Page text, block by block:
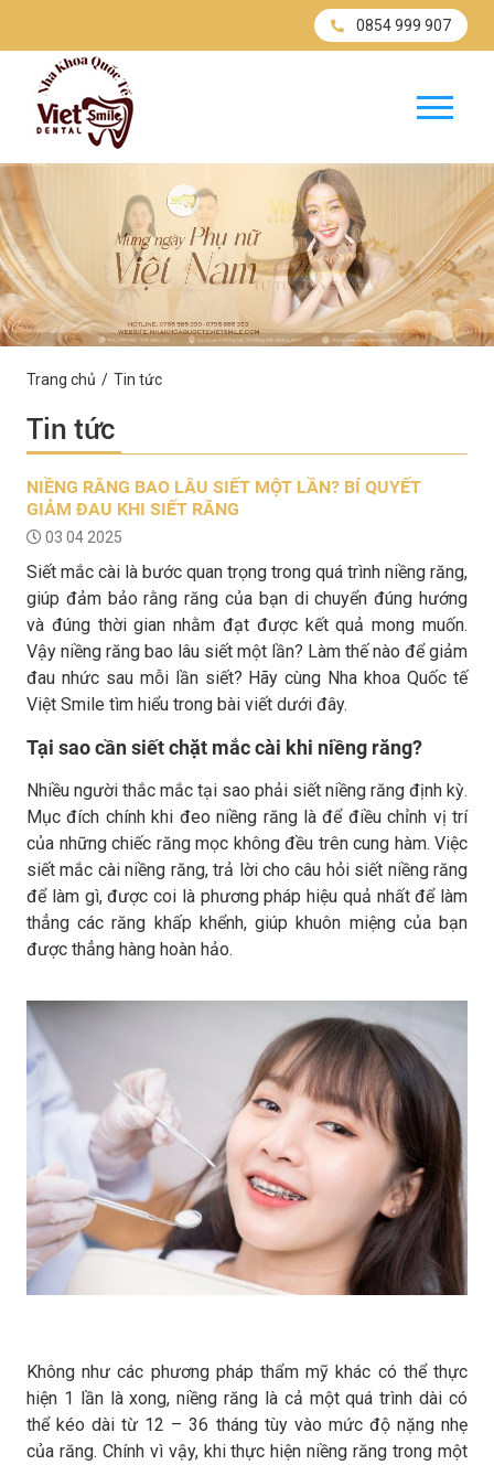
0854 999 907
Trang chủ Tin tức
Tin tức
NIỀNG RĂNG BAO LÂU SIẾT MỘT LẦN? BÍ QUYẾT
GIẢM ĐAU KHI SIẾT RĂNG
03 04 2025
Siết mắc cài là bước quan trọng trong quá trình niềng răng,
giúp đảm bảo rằng răng của bạn di chuyển đúng hướng
và đúng thời gian nhằm đạt được kết quả mong muốn.
Vậy niềng răng bao lâu siết một lần? Làm thế nào để giảm
đau nhức sau mỗi lần siết? Hãy cùng Nha khoa Quốc tế
Việt Smile tìm hiểu trong bài viết dưới đây.
Tại sao cần siết chặt mắc cài khi niềng răng?
Nhiều người thắc mắc tại sao phải siết niềng răng định kỳ.
Mục đích chính khi đeo niềng răng là để điều chỉnh vị trí
của những chiếc răng mọc không đều trên cung hàm. Việc
siết mắc cài niềng răng, trả lời cho câu hỏi siết niềng răng
để làm gì, được coi là phương pháp hiệu quả nhất để làm
thẳng các răng khấp khểnh, giúp khuôn miệng của bạn
được thẳng hàng hoàn hảo.
Không như các phương pháp thẩm mỹ khác có thể thực
hiện 1 lần là xong, niềng răng là cả một quá trình dài có
thể kéo dài từ 12 – 36 tháng tùy vào mức độ nặng nhẹ
của răng. Chính vì vậy, khi thực hiện niềng răng trong một